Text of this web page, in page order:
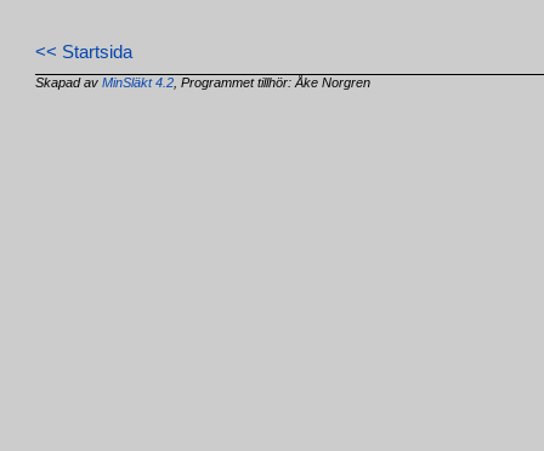
<< Startsida
Skapad avMinSläkt 4.2 , Programmet tillhör: Åke Norgren